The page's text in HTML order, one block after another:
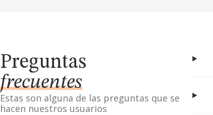
Preguntas
frecuentes
Estas son alguna de las preguntas que se
hacen nuestros usuarios